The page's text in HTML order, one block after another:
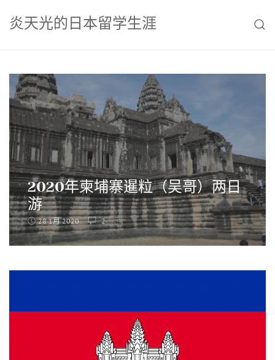
炎天光的日本留学生涯
2020年柬埔寨暹粒（吴哥）两日
游
28 1月 2020 2